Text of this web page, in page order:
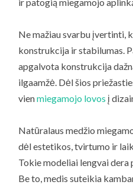
ir patogią miegamojo
Ne mažiau svarbu įvertinti,
konstrukcija ir stabilumas.
apgalvota konstrukcija
ilgaamžė. Dėl šios
vienmiegamojo lovos į
Natūralaus medžio
dėl estetikos, tvirtumo ir
Tokie modeliai lengvai
Be to, medis suteikia